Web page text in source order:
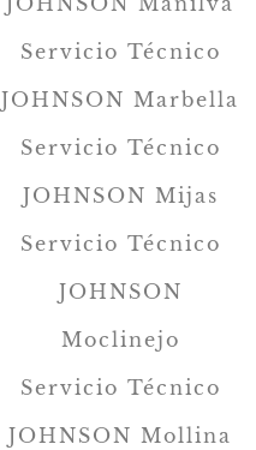
Servicio Técnico
JOHNSON Marbella
Servicio Técnico
JOHNSON Mijas
Servicio Técnico
JOHNSON
Moclinejo
Servicio Técnico
JOHNSON Mollina